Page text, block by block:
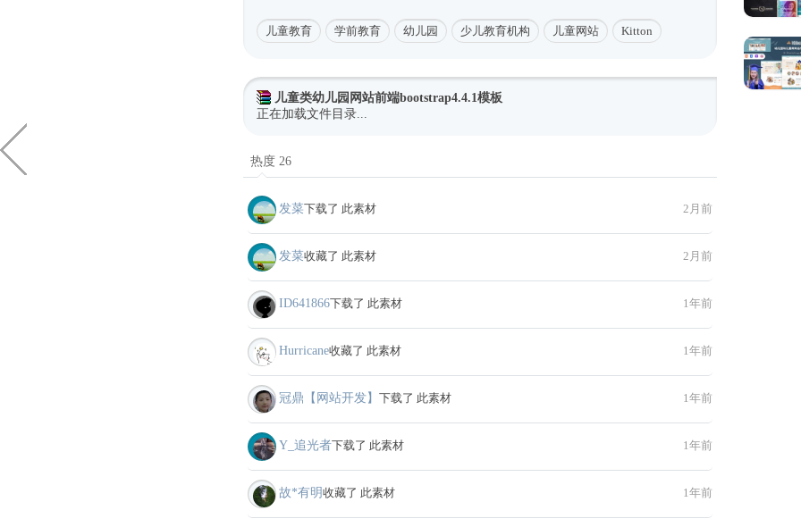
儿童教育 学前教育 幼儿园 少儿教育机构 儿童网站 Kitton
儿童类幼儿园网站前端bootstrap4.4.1模板
正在加载文件目录...
热度 26
发菜下载了 此素材 2月前
发菜收藏了 此素材 2月前
ID641866下载了 此素材 1年前
Hurricane收藏了 此素材 1年前
冠鼎【网站开发】 下载了 此素材 1年前
Y_追光者下载了 此素材 1年前
故*有明收藏了 此素材 1年前